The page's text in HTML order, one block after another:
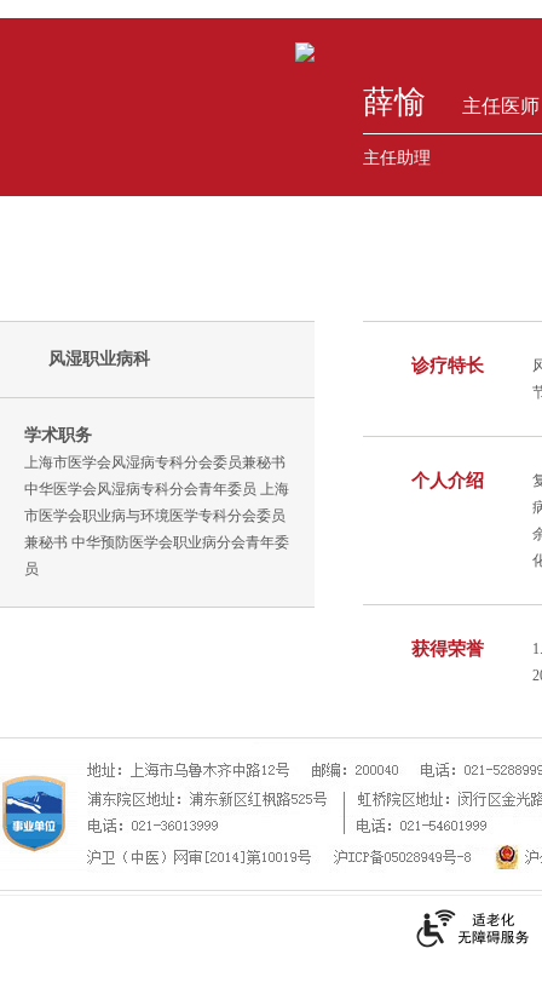
风湿职业病科
学术职务
上海市医学会风湿病专科分会委员兼秘书
中华医学会风湿病专科分会青年委员 上海
市医学会职业病与环境医学专科分会委员
兼秘书 中华预防医学会职业病分会青年委
员
薛愉 主任医师
主任助理
诊疗特长
个人介绍
获得荣誉